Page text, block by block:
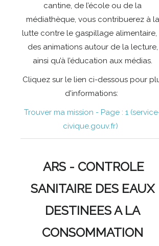
cantine, de l’école ou de la
médiathèque, vous contribuerez à la
lutte contre le gaspillage alimentaire,
des animations autour de la lecture,
ainsi qu’à l’éducation aux médias.
Cliquez sur le lien ci-dessous pour
d'informations:
Trouver ma mission - Page : 1
civique.gouv.fr)
ARS - CONTROLE
SANITAIRE DES EAUX
DESTINEES A LA
CONSOMMATION